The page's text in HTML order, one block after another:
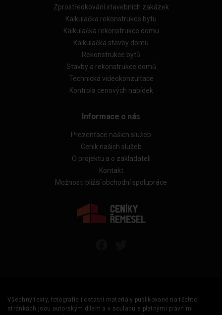
Zprostředkování stavebních zakázek
Kalkulačka rekonstrukce bytu
Kalkulačka rekonstrukce domu
Kalkulačka stavby domu
Rekonstrukce bytů
Stavby a rekonstrukce domů
Technická videokonzultace
Kontrola cenových nabídek
Informace o nás
Prezentace našich služeb
Ceník našich služeb
O projektu a o zakladateli
Kontakt
Možnosti bližší obchodní spolupráce
Všechny texty, fotografie i ostatní materiály publikované na těchto
stránkách jsou autorským dílem a v souladu s platnými právními